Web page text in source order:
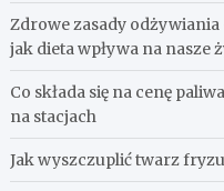
Zdrowe zasady
jak dieta wpływa na nasze
Co składa się na cenę
na stacjach
Jak wyszczuplić twarz